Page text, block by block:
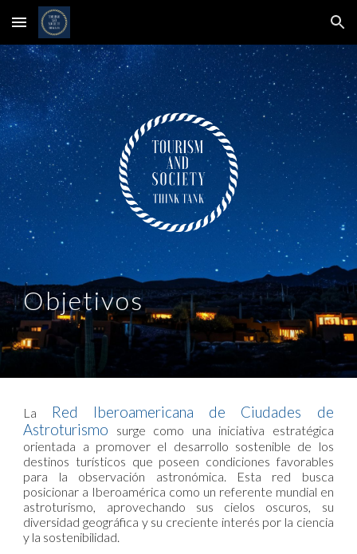
Skip to main content Skip to navigation
Objetivos
La
Red Iberoamericana de Ciudades de
Astroturismo surge como una iniciativa estratégica
orientada a promover el desarrollo sostenible de los
destinos turísticos que poseen condiciones favorables
para la observación astronómica. Esta red busca
posicionar a Iberoamérica como un referente mundial en
astroturismo, aprovechando sus cielos oscuros, su
diversidad geográfica y su creciente interés por la ciencia
y la sostenibilidad.